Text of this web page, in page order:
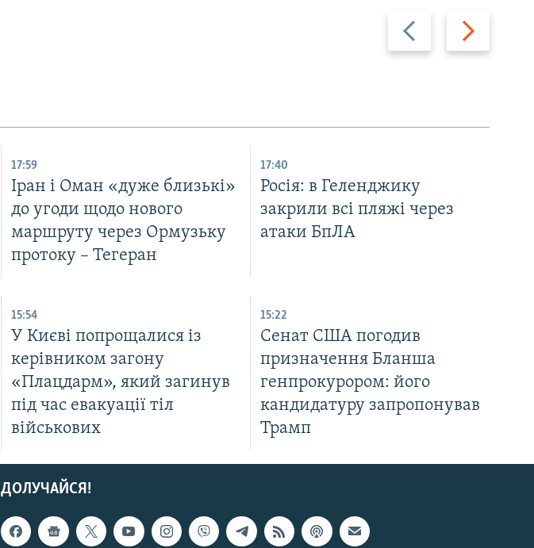
Назад Вперед
17:59
Іран і Оман «дуже близькі»
до угоди щодо нового
маршруту через Ормузьку
протоку – Тегеран
17:40
Росія: в Геленджику
закрили всі пляжі через
атаки БпЛА
15:54
У Києві попрощалися із
керівником загону
«Плацдарм», який загинув
під час евакуації тіл
військових
15:22
Сенат США погодив
призначення Бланша
генпрокурором: його
кандидатуру запропонував
Трамп
ДОЛУЧАЙСЯ!